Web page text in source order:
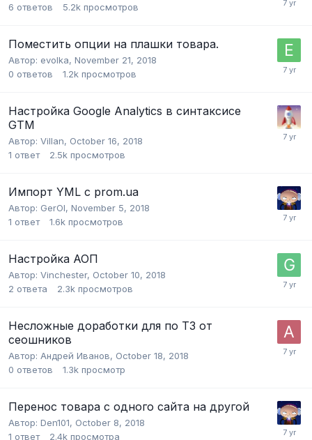
6 ответов 5.2k просмотров
Поместить опции на плашки товара.
Автор: evolka, November 21, 2018
0 ответов 1.2k просмотров
Настройка Google Analytics в синтаксисе
GTM
Автор: Villan, October 16, 2018
1 ответ 2.5k просмотров
Импорт YML с prom.ua
Автор: GerOl, November 5, 2018
1 ответ 1.6k просмотров
Настройка АОП
Автор: Vinchester, October 10, 2018
2 ответа 2.3k просмотров
Несложные доработки для по ТЗ от
сеошников
Автор: Андрей Иванов, October 18, 2018
0 ответов 1.3k просмотр
Перенос товара с одного сайта на другой
Автор: Den101, October 8, 2018
1 ответ 2.4k просмотра